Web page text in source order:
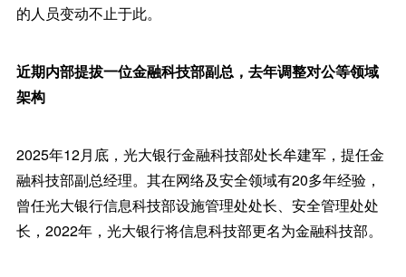
的人员变动不止于此。
近期内部提拔一位金融科技部副总，去年调整对公等领域
架构
2025年12月底，光大银行金融科技部处长牟建军，提任金
融科技部副总经理。其在网络及安全领域有20多年经验，
曾任光大银行信息科技部设施管理处处长、安全管理处处
长，2022年，光大银行将信息科技部更名为金融科技部。